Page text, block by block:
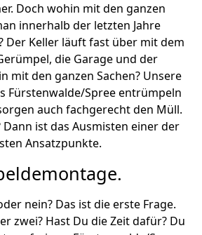
Doch wohin mit den ganzen
innerhalb der letzten Jahre
Der Keller läuft fast über mit dem
die Garage und der
mit den ganzen Sachen? Unsere
Fürstenwalde/Spree entrümpeln
auch fachgerecht den Müll.
ist das Ausmisten einer der
Ansatzpunkte.
nein? Das ist die erste Frage.
zwei? Hast Du die Zeit dafür? Du